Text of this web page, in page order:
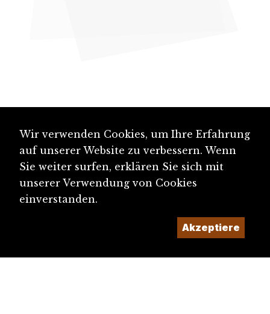
Wir verwenden Cookies, um Ihre Erfahrung
auf unserer Website zu verbessern. Wenn
Sie weiter surfen, erklären Sie sich mit
unserer Verwendung von Cookies
einverstanden.
Akzeptiere